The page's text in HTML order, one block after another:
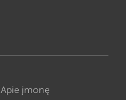
Apie įmonę